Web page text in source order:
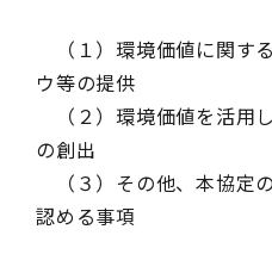
（１）環境価値に関す
ウ等の提供
（２）環境価値を活用
の創出
（３）その他、本協定
認める事項